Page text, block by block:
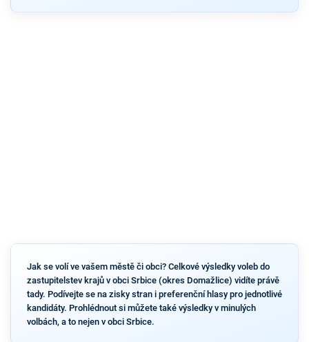
Jak se volí ve vašem městě či obci? Celkové výsledky voleb do
zastupitelstev krajů v obci Srbice (okres Domažlice) vidíte právě
tady. Podívejte se na zisky stran i preferenční hlasy pro jednotlivé
kandidáty. Prohlédnout si můžete také výsledky v minulých
volbách, a to nejen v obci Srbice.